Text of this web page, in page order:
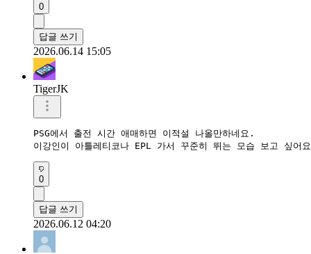
0
답글 쓰기
2026.06.14 15:05
TigerJK
PSG에서 출전 시간 애매하면 이적설 나올만하네요.
이강인이 아틀레티코나 EPL 가서 꾸준히 뛰는 모습 보고 싶
0
답글 쓰기
2026.06.12 04:20